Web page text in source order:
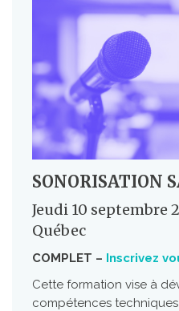
SONORISATION
Jeudi 10 septembre
Québec
COMPLET – Inscrivez
Cette formation vise à
compétences